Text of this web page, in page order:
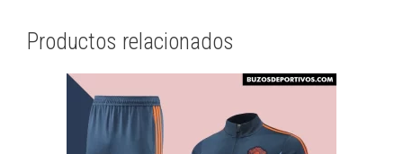
Productos relacionados